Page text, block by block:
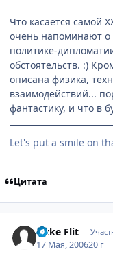
Что касается самой
очень напоминают о
политике-
обстоятельств. :)
описана физика,
взаимодействий...
фантастику, и что в
Let's put a smile on
Цитата
Duke Flit
17 Мая, 200620 г